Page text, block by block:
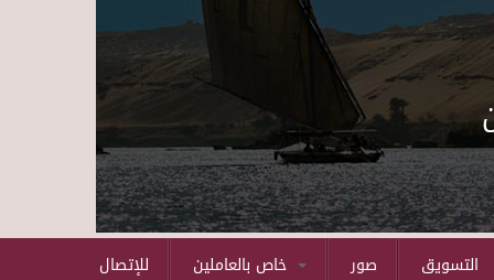
للإتصال صور التسويق